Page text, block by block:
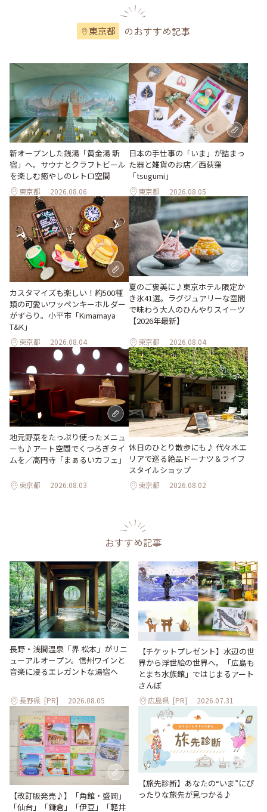
東京都 のおすすめ記事
新オープンした銭湯「黄金湯 新
宿」へ。サウナとクラフトビール
を楽しむ癒やしのレトロ空間
東京都 2026.08.06
日本の手仕事の「いま」が詰まっ
た器と雑貨のお店／西荻窪
「tsugumi」
東京都 2026.08.05
カスタマイズも楽しい！約500種
類の可愛いワッペンキーホルダー
がずらり。小平市「Kimamaya
T&K」
東京都 2026.08.04
夏のご褒美に♪東京ホテル限定か
き氷41選。ラグジュアリーな空間
で味わう大人のひんやりスイーツ
【2026年最新】
東京都 2026.08.04
地元野菜をたっぷり使ったメニュ
ーも♪アート空間でくつろぎタイ
ムを／高円寺「まぁるいカフェ」
東京都 2026.08.03
休日のひとり散歩にも♪ 代々木エ
リアで巡る絶品ドーナツ＆ライフ
スタイルショップ
東京都 2026.08.02
おすすめ記事
長野・浅間温泉「界 松本」がリニ
ューアルオープン。信州ワインと
音楽に浸るエレガントな湯宿へ
長野県 [PR] 2026.08.05
【チケットプレゼント】水辺の世
界から浮世絵の世界へ。「広島も
とまち水族館」ではじまるアート
さんぽ
広島県 [PR] 2026.07.31
【改訂版発売♪】「角館・盛岡」
「仙台」「鎌倉」「伊豆」「軽井
【旅先診断】あなたの“いま”にぴ
ったりな旅先が見つかる♪